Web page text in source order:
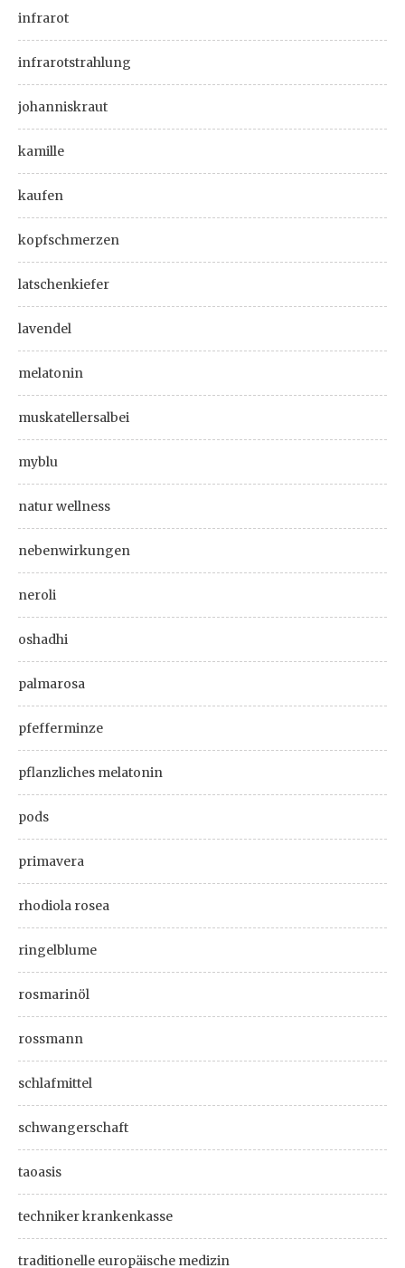
infrarot
infrarotstrahlung
johanniskraut
kamille
kaufen
kopfschmerzen
latschenkiefer
lavendel
melatonin
muskatellersalbei
myblu
natur wellness
nebenwirkungen
neroli
oshadhi
palmarosa
pfefferminze
pflanzliches melatonin
pods
primavera
rhodiola rosea
ringelblume
rosmarinöl
rossmann
schlafmittel
schwangerschaft
taoasis
techniker krankenkasse
traditionelle europäische medizin